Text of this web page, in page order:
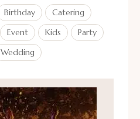
Birthday
Catering
Event Kids
Party
Wedding